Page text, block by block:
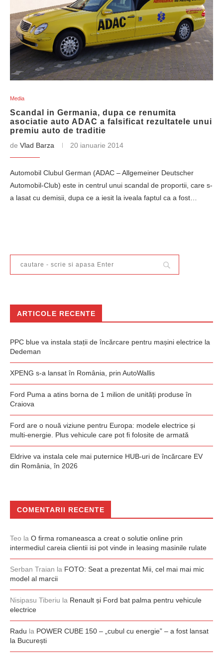
Media
Scandal in Germania, dupa ce renumita
asociatie auto ADAC a falsificat rezultatele unui
premiu auto de traditie
de Vlad Barza 20 ianuarie 2014
Automobil Clubul German (ADAC – Allgemeiner Deutscher
Automobil-Club) este in centrul unui scandal de proportii, care s-
a lasat cu demisii, dupa ce a iesit la iveala faptul ca a fost…
ARTICOLE RECENTE
PPC blue va instala stații de încărcare pentru mașini electrice la
Dedeman
XPENG s-a lansat în România, prin AutoWallis
Ford Puma a atins borna de 1 milion de unități produse în
Craiova
Ford are o nouă viziune pentru Europa: modele electrice și
multi-energie. Plus vehicule care pot fi folosite de armată
Eldrive va instala cele mai puternice HUB-uri de încărcare EV
din România, în 2026
COMENTARII RECENTE
Teo la O firma romaneasca a creat o solutie online prin
intermediul careia clientii isi pot vinde in leasing masinile rulate
Serban Traian la FOTO: Seat a prezentat Mii, cel mai mai mic
model al marcii
Nisipasu Tiberiu la Renault și Ford bat palma pentru vehicule
electrice
Radu la POWER CUBE 150 – „cubul cu energie” – a fost lansat
la București